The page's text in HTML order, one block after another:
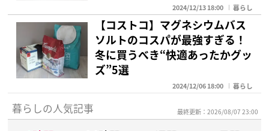
2024/12/13 18:00 暮らし
【コストコ】マグネシウムバス
ソルトのコスパが最強すぎる！
冬に買うべき“快適あったかグッ
ズ”5選
2024/12/06 18:00 暮らし
暮らしの人気記事 最終更新：2026/08/07 23:00